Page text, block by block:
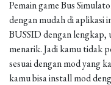
Pemain game Bus
dengan mudah di aplikasi
BUSSID dengan
menarik. Jadi kamu tidak
sesuai dengan mod yang
kamu bisa install mod